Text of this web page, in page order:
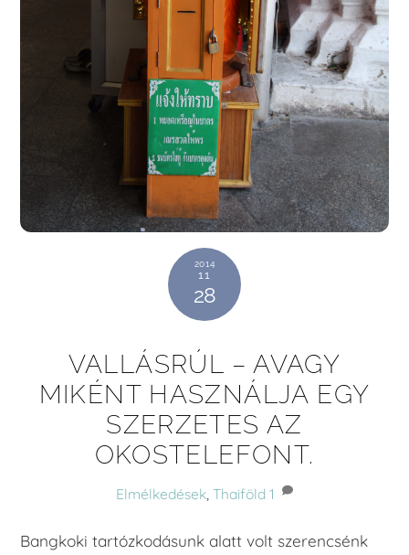
2014
11
28
VALLÁSRÚL – AVAGY
MIKÉNT HASZNÁLJA EGY
SZERZETES AZ
OKOSTELEFONT.
Elmélkedések, Thaiföld 1
Bangkoki tartózkodásunk alatt volt szerencsénk